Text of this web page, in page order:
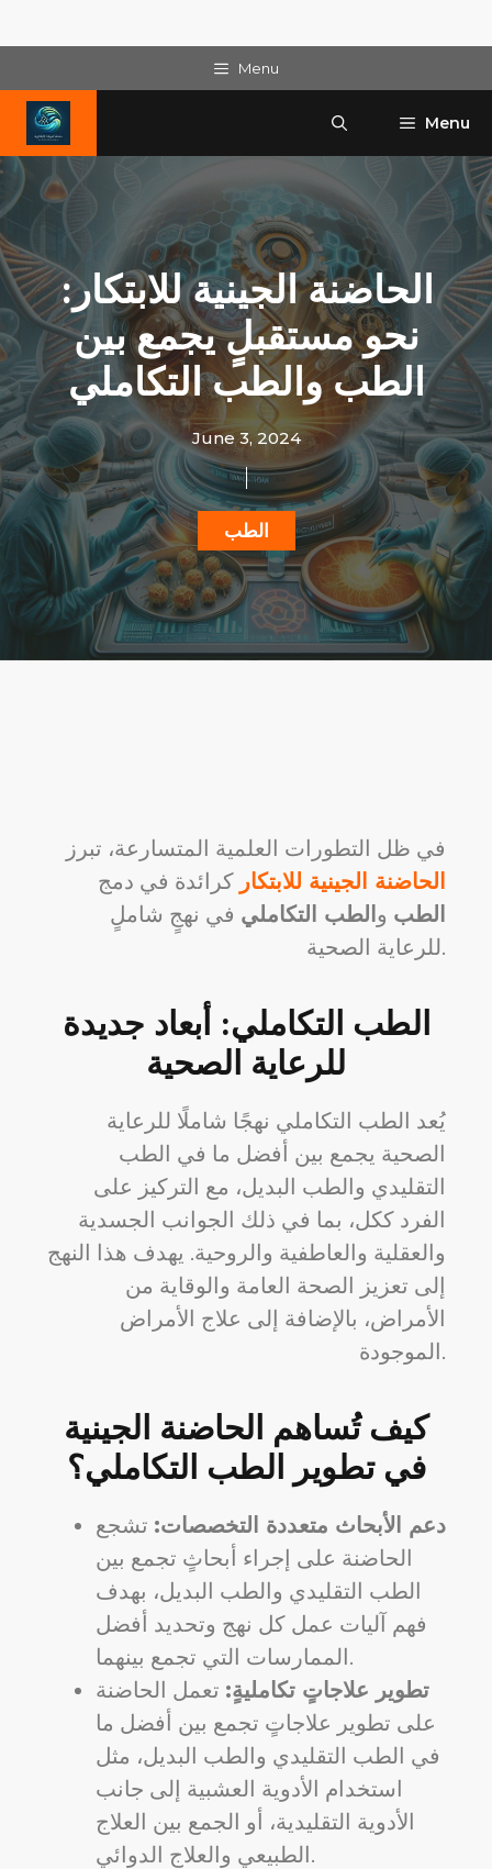
content
Menu
Menu
الحاضنة الجينية للابتكار:
نحو مستقبلٍ يجمع بين
الطب والطب التكاملي
June 3, 2024
الطب
في ظل التطورات العلمية المتسارعة، تبرز
الحاضنة الجينية للابتكار كرائدة في دمج
الطب و الطب التكاملي في نهجٍ شاملٍ
للرعاية الصحية.
الطب التكاملي: أبعاد جديدة
للرعاية الصحية
يُعد الطب التكاملي نهجًا شاملًا للرعاية
الصحية يجمع بين أفضل ما في الطب
التقليدي والطب البديل، مع التركيز على
الفرد ككل، بما في ذلك الجوانب الجسدية
والعقلية والعاطفية والروحية. يهدف هذا النهج
إلى تعزيز الصحة العامة والوقاية من
الأمراض، بالإضافة إلى علاج الأمراض
الموجودة.
كيف تُساهم الحاضنة الجينية
في تطوير الطب التكاملي؟
دعم الأبحاث متعددة التخصصات: تشجع
الحاضنة على إجراء أبحاثٍ تجمع بين
الطب التقليدي والطب البديل، بهدف
فهم آليات عمل كل نهج وتحديد أفضل
الممارسات التي تجمع بينهما.
تطوير علاجاتٍ تكامليةٍ: تعمل الحاضنة
على تطوير علاجاتٍ تجمع بين أفضل ما
في الطب التقليدي والطب البديل، مثل
استخدام الأدوية العشبية إلى جانب
الأدوية التقليدية، أو الجمع بين العلاج
الطبيعي والعلاج الدوائي.